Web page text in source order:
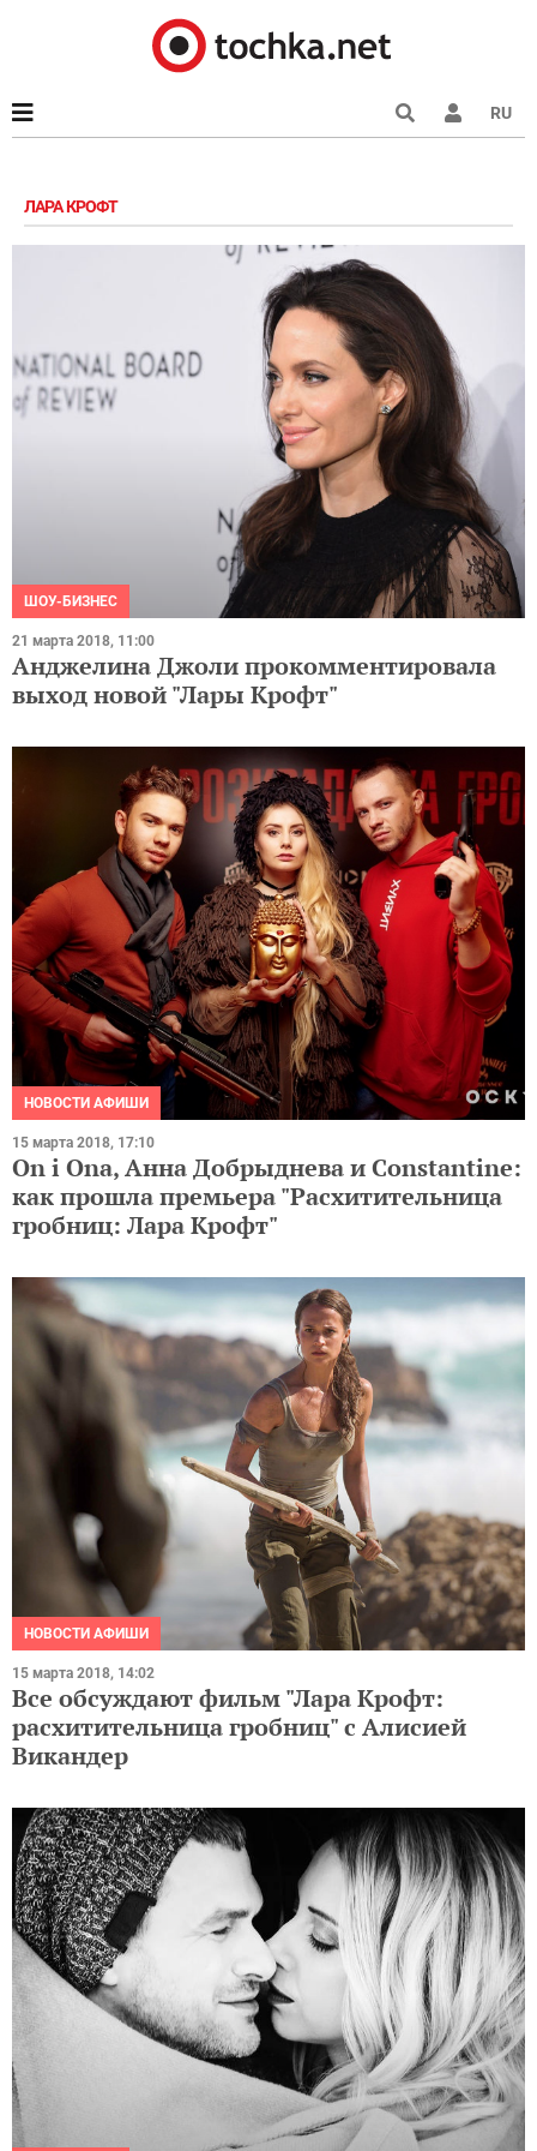
RU
ЛАРА КРОФТ
ШОУ-БИЗНЕС
21 марта 2018, 11:00
Анджелина Джоли прокомментировала
выход новой "Лары Крофт"
НОВОСТИ АФИШИ
15 марта 2018, 17:10
On i Ona, Анна Добрыднева и Constantine:
как прошла премьера "Расхитительница
гробниц: Лара Крофт"
НОВОСТИ АФИШИ
15 марта 2018, 14:02
Все обсуждают фильм "Лара Крофт:
расхитительница гробниц" с Алисией
Викандер